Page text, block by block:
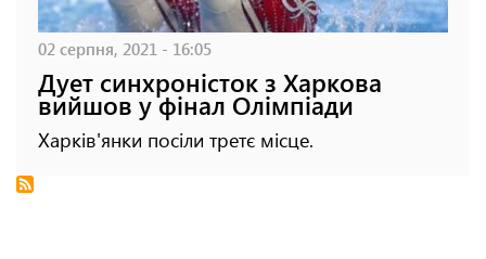
02 серпня, 2021 - 16:05
Дует синхроністок з Харкова
вийшов у фінал Олімпіади
Харків'янки посіли третє місце.